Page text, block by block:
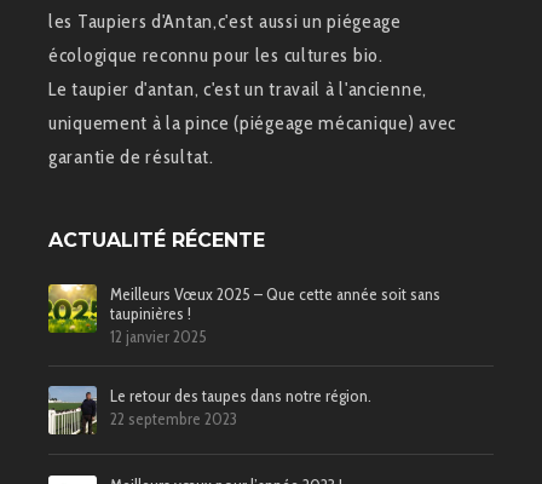
les Taupiers d'Antan,c'est aussi un piégeage
écologique reconnu pour les cultures bio.
Le taupier d'antan, c'est un travail à l'ancienne,
uniquement à la pince (piégeage mécanique) avec
garantie de résultat.
ACTUALITÉ RÉCENTE
Meilleurs Vœux 2025 – Que cette année soit sans
taupinières !
12 janvier 2025
Le retour des taupes dans notre région.
22 septembre 2023